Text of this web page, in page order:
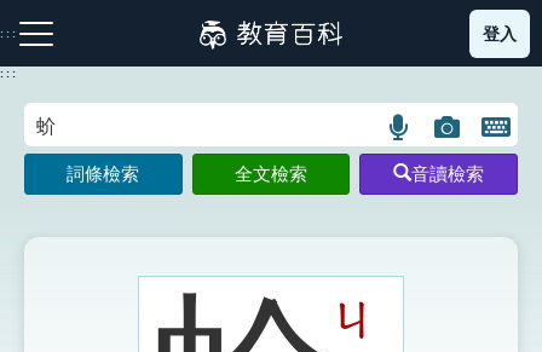
到
主
:::
注音索引圖示 筆畫索引圖示 部首索引表圖示
登入
:::
語
言
搜
示
圖
片
搜
開
鍵
圖
詞條檢索 全文檢索 音讀檢索
ㄐ